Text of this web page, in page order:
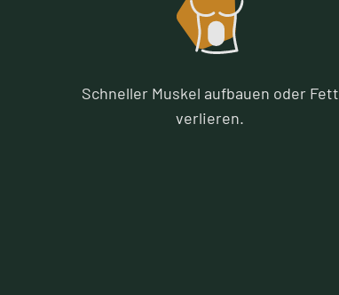
Schneller Muskel aufbauen oder Fett
verlieren.